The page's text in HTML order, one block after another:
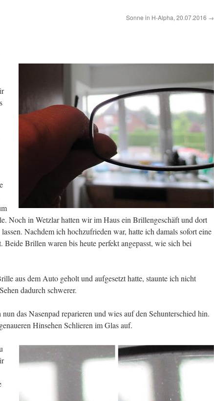
Sonne in H-Alpha, 20.07.2016 →
Noch in Wetzlar hatten wir im Haus ein Brillengeschäft und dort
Nachdem ich hochzufrieden war, hatte ich damals sofort eine
Brillen waren bis heute perfekt angepasst, wie sich bei
aus dem Auto geholt und aufgesetzt hatte, staunte ich nicht
dadurch schwerer.
das Nasenpad reparieren und wies auf den Sehunterschied hin.
Hinsehen Schlieren im Glas auf.